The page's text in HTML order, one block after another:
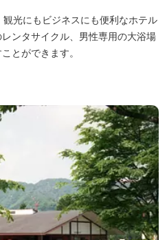
光にもビジネスにも便利なホテル
ンタサイクル、男性専用の大浴場
とができます。